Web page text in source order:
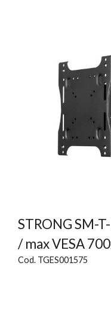
STRONG SM-
/ max VESA
Cod. TGES001575